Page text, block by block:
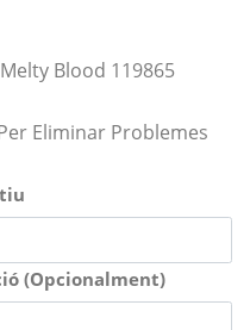
Blood 119865
Eliminar Problemes
(Opcionalment)